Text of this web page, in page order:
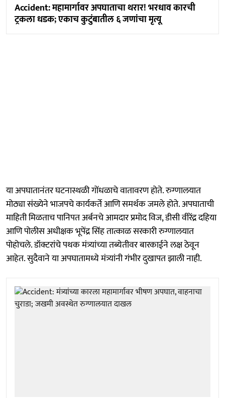
Accident: महामार्गावर अपघाताचा थरार! भरधाव कारची
ट्रकला धडक; एकाच कुटुंबातील ६ जणांचा मृत्यू
या अपघातानंतर घटनास्थळी गोंधळाचे वातावरण होते. रुग्णालयात
मोठ्या संख्येने भाजपचे कार्यकर्ते आणि समर्थक जमले होते. अपघाताची
माहिती मिळताच पानिपत अर्बनचे आमदार प्रमोद विज, डीसी वीरेंद्र दहिया
आणि पोलीस अधीक्षक भूपेंद्र सिंह तात्काळ सरकारी रुग्णालयात
पोहोचले. डॉक्टरांचे पथक मंत्र्यांच्या तब्येतीवर बारकाईने लक्ष ठेवून
आहेत. सुदैवाने या अपघातामध्ये मंत्र्यांनी गंभीर दुखापत झाली नाही.